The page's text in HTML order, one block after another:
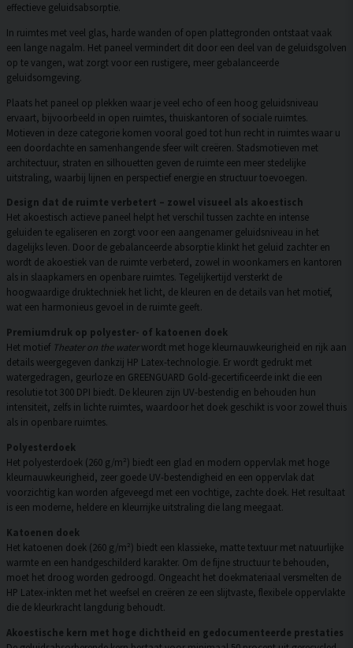
effectieve geluidsabsorptie.
In ruimtes met veel glas, harde wanden of open plattegronden ontstaat vaak
een lange nagalm. Het paneel vermindert dit door een deel van de geluidsgolven
op te vangen, wat zorgt voor een rustigere, meer gebalanceerde
geluidsomgeving.
Plaats het paneel op plekken waar je veel echo of een hoog geluidsniveau
ervaart, bijvoorbeeld in open ruimtes, thuiskantoren of sociale ruimtes.
Motieven in deze categorie komen vooral goed tot hun recht in ruimtes waar u
een doordachte en samenhangende sfeer wilt creëren. Stadsmotieven met
architectuur, straten en silhouetten geven de ruimte een meer stedelijke
uitstraling, waarbij lijnen en perspectief energie en structuur toevoegen.
Design dat de ruimte verbetert – zowel visueel als akoestisch
Het akoestisch actieve paneel helpt het verschil tussen zachte en intense
geluiden te egaliseren en zorgt voor een aangenamer geluidsniveau in het
dagelijks leven. Door de gebalanceerde absorptie klinkt het geluid zachter en
wordt de akoestiek van de ruimte verbeterd, zowel in woonkamers en kantoren
als in slaapkamers en openbare ruimtes. Tegelijkertijd versterkt de
hoogwaardige druktechniek het licht, de kleuren en de details van het motief,
wat een harmonieus gevoel in de ruimte geeft.
Premiumdruk op polyester- of katoenen doek
Het motief Theater on the waterwordt met hoge kleurnauwkeurigheid en rijk aan
details weergegeven dankzij HP Latex-technologie. Er wordt gedrukt met
watergedragen, geurloze en GREENGUARD Gold-gecertificeerde inkt die een
resolutie tot 300 DPI biedt. De kleuren zijn UV-bestendig en behouden hun
intensiteit, zelfs in lichte ruimtes, waardoor het doek geschikt is voor zowel thuis
als in openbare ruimtes.
Polyesterdoek
Het polyesterdoek (260 g/m²) biedt een glad en modern oppervlak met hoge
kleurnauwkeurigheid, zeer goede UV-bestendigheid en een oppervlak dat
voorzichtig kan worden afgeveegd met een vochtige, zachte doek. Het resultaat
is een moderne, heldere en kleurrijke uitstraling die lang meegaat.
Katoenen doek
Het katoenen doek (260 g/m²) biedt een klassieke, matte textuur met natuurlijke
warmte en een handgeschilderd karakter. Om de fijne structuur te behouden,
moet het droog worden gedroogd. Ongeacht het doekmateriaal versmelten de
HP Latex-inkten met het weefsel en creëren ze een slijtvaste, flexibele oppervlakte
die de kleurkracht langdurig behoudt.
Akoestische kern met hoge dichtheid en gedocumenteerde prestaties